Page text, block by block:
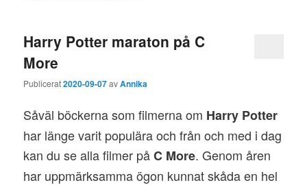
Harry Potter maraton på C
More
Publicerat2020-09-07avAnnika
Såväl böckerna som filmerna om Harry Potter
har länge varit populära och från och med i dag
kan du se alla filmer påC More. Genom åren
har uppmärksamma ögon kunnat skåda en hel